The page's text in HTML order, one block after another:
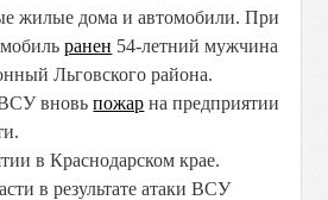
жилые дома и автомобили. При
ранен 54-летний мужчина
Льговского района.
ВСУ вновьпожар на предприятии
в Краснодарском крае.
в результате атаки ВСУ